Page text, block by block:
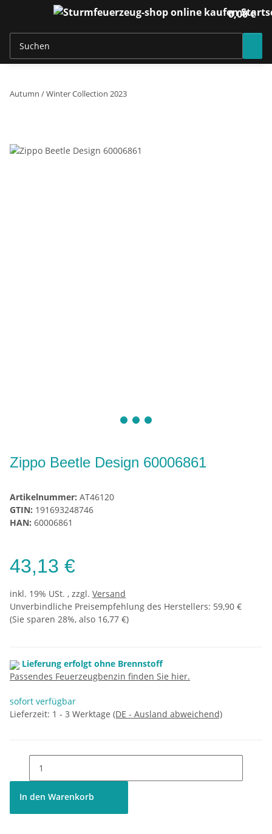
0,00 €
Autumn / Winter Collection 2023
Zippo Beetle Design 60006861
Artikelnummer: AT46120
GTIN: 191693248746
HAN: 60006861
43,13 €
inkl. 19% USt. , zzgl. Versand
Unverbindliche Preisempfehlung des Herstellers: 59,90 €
(Sie sparen 28%, also 16,77 €)
Lieferung erfolgt ohne Brennstoff
Passendes Feuerzeugbenzin finden Sie hier.
sofort verfügbar
Lieferzeit: 1 - 3 Werktage (DE - Ausland abweichend)
In den Warenkorb